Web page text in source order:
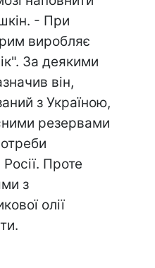
- При
виробляє
За деякими
він,
з Україною,
резервами
Проте
з
олії